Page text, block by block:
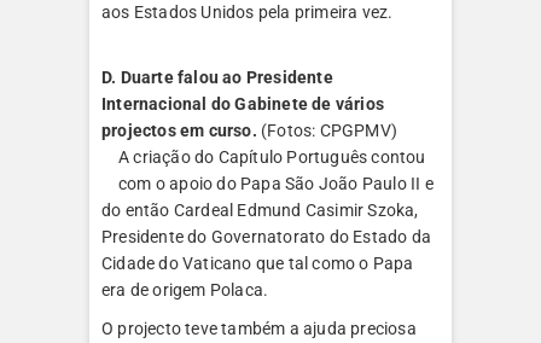
aos Estados Unidos pela primeira vez.
D. Duarte falou ao Presidente
Internacional do Gabinete de vários
projectos em curso. (Fotos: CPGPMV)
A criação do Capítulo Português contou
com o apoio do Papa São João Paulo II e
do então Cardeal Edmund Casimir Szoka,
Presidente do Governatorato do Estado da
Cidade do Vaticano que tal como o Papa
era de origem Polaca.
O projecto teve também a ajuda preciosa